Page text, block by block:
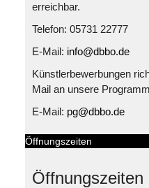
erreichbar.
Telefon: 05731 22777
E-Mail: info@dbbo.de
Künstlerbewerbungen
Mail an unsere
E-Mail: pg@dbbo.de
Öffnungszeiten
Öffnungszeiten